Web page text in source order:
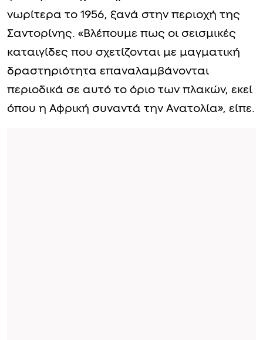
νωρίτερα το 1956, ξανά στην περιοχή της
Σαντορίνης. «Βλέπουμε πως οι σεισμικές
καταιγίδες που σχετίζονται με μαγματική
δραστηριότητα επαναλαμβάνονται
περιοδικά σε αυτό το όριο των πλακών, εκεί
όπου η Αφρική συναντά την Ανατολία», είπε.